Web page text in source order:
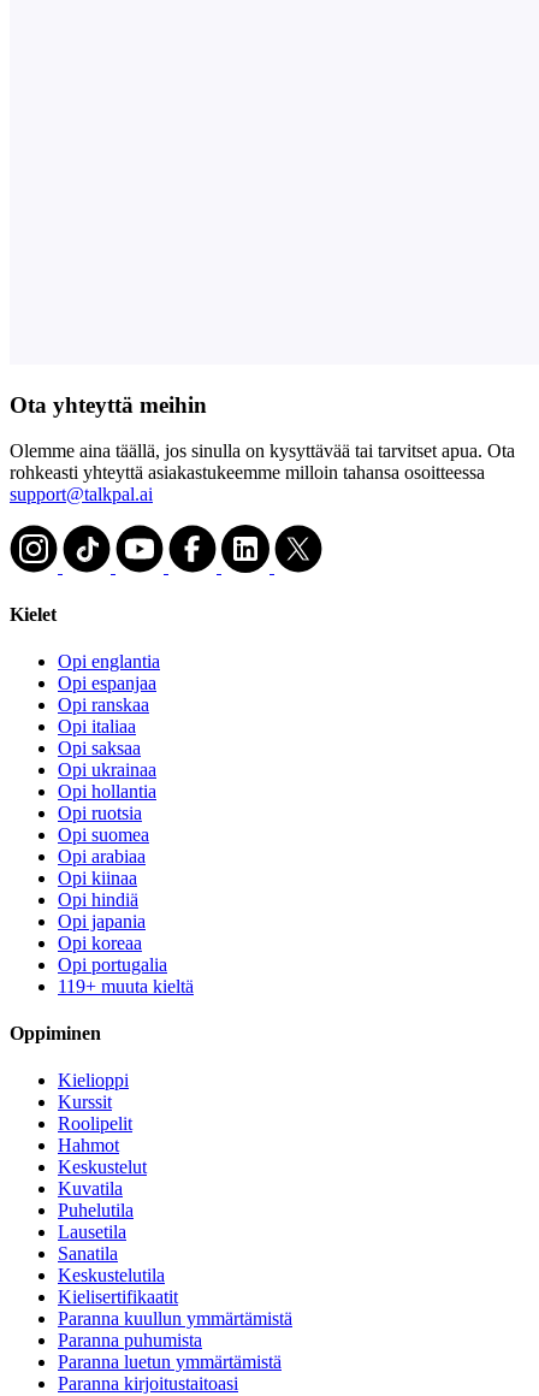
Ota yhteyttä meihin
Olemme aina täällä, jos sinulla on kysyttävää tai tarvitset apua. Ota
rohkeasti yhteyttä asiakastukeemme milloin tahansa osoitteessa
support@talkpal.ai
Kielet
Opi englantia
Opi espanjaa
Opi ranskaa
Opi italiaa
Opi saksaa
Opi ukrainaa
Opi hollantia
Opi ruotsia
Opi suomea
Opi arabiaa
Opi kiinaa
Opi hindiä
Opi japania
Opi koreaa
Opi portugalia
119+ muuta kieltä
Oppiminen
Kielioppi
Kurssit
Roolipelit
Hahmot
Keskustelut
Kuvatila
Puhelutila
Lausetila
Sanatila
Keskustelutila
Kielisertifikaatit
Paranna kuullun ymmärtämistä
Paranna puhumista
Paranna luetun ymmärtämistä
Paranna kirjoitustaitoasi